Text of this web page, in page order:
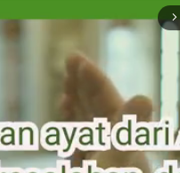
arrow_forward_ios